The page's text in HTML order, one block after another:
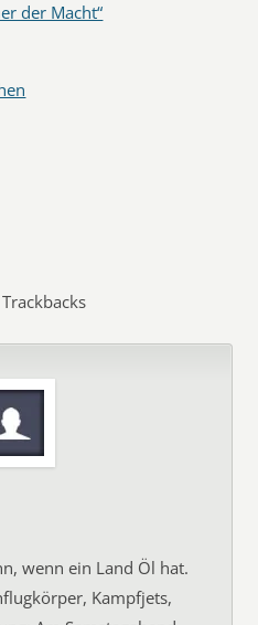
der Macht“
Trackbacks
wenn ein Land Öl hat.
Kampfjets,